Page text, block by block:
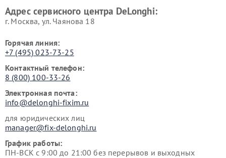
Адрес сервисного центра DeLonghi:
г. Москва, ул. Чаянова 18
Горячая линия:
+7 (495) 023-73-25
Контактный телефон:
8 (800) 100-33-26
Электронная почта:
info@delonghi-fixim.ru
для юридических лиц
manager@fix-delonghi.ru
График работы:
ПН-ВСК с 9:00 до 21:00 без перерывов и выходных